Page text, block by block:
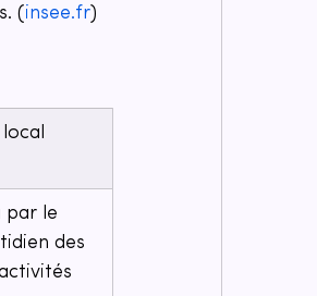
(insee.fr)
par le
des